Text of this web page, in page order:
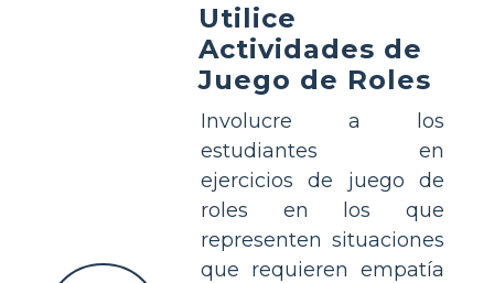
Utilice
Actividades de
Juego de Roles
Involucre a los
estudiantes en
ejercicios de juego de
roles en los que
representen situaciones
que requieren empatía